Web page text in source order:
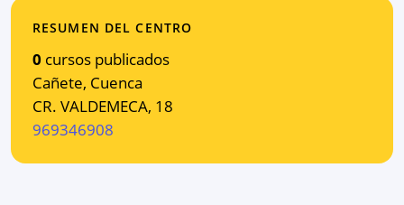
RESUMEN DEL CENTRO
0 cursos publicados
Cañete, Cuenca
CR. VALDEMECA, 18
969346908